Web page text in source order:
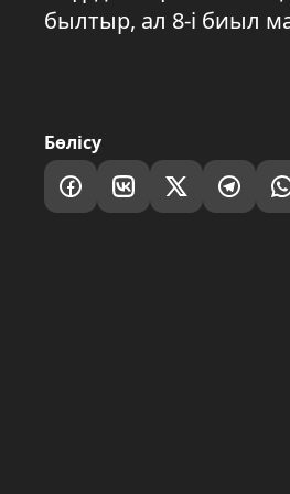
былтыр, ал 8-і биыл
Бөлісу